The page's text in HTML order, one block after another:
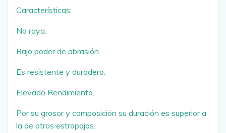
Características:
No raya.
Bajo poder de abrasión.
Es resistente y duradero.
Elevado Rendimiento.
Por su grosor y composición su duración es superior a
la de otros estropajos.